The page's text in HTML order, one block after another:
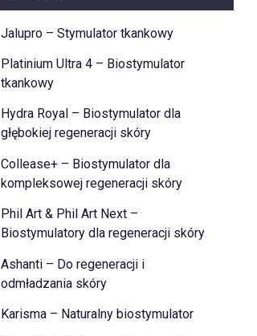
Jalupro – Stymulator tkankowy
Platinium Ultra 4 – Biostymulator
tkankowy
Hydra Royal – Biostymulator dla
głębokiej regeneracji skóry
Collease+ – Biostymulator dla
kompleksowej regeneracji skóry
Phil Art & Phil Art Next –
Biostymulatory dla regeneracji skóry
Ashanti – Do regeneracji i
odmładzania skóry
Karisma – Naturalny biostymulator